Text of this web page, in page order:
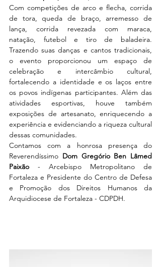
Com competições de arco e flecha, corrida
de tora, queda de braço, arremesso de
lança, corrida revezada com maraca,
natação, futebol e tiro de baladeira.
Trazendo suas danças e cantos tradicionais,
o evento proporcionou um espaço de
celebração e intercâmbio cultural,
fortalecendo a identidade e os laços entre
os povos indígenas participantes. Além das
atividades esportivas, houve também
exposições de artesanato, enriquecendo a
experiência e evidenciando a riqueza cultural
dessas comunidades.
Contamos com a honrosa presença do
Reverendíssimo Dom Gregório Ben Lâmed
Paixão - Arcebispo Metropolitano de
Fortaleza e Presidente do Centro de Defesa
e Promoção dos Direitos Humanos da
Arquidiocese de Fortaleza - CDPDH.